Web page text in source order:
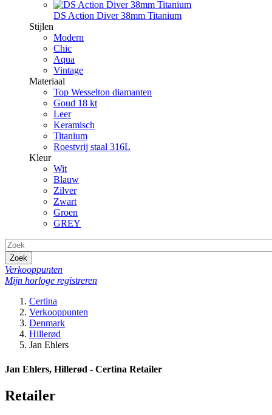
DS Action Diver 38mm Titanium
Stijlen
Modern
Chic
Aqua
Vintage
Materiaal
Top Wesselton diamanten
Goud 18 kt
Leer
Keramisch
Titanium
Roestvrij staal 316L
Kleur
Wit
Blauw
Zilver
Zwart
Groen
GREY
Zoek
Verkooppunten
Mijn horloge registreren
Certina
Verkooppunten
Denmark
Hillerød
Jan Ehlers
Jan Ehlers, Hillerød - Certina Retailer
Retailer